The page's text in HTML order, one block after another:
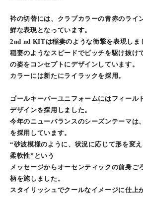
衿の切替には、クラブカラーの青赤のライ
鮮な表現となっています。
2nd nd KITは稲妻のような衝撃を表現しま
稲妻のようなスピードでピッチを駆け抜け
の姿をコンセプトにデザインしています。
カラーには新たにライラックを採用。
ゴールキーパーユニフォームにはフィール
デザインを採用しました。
今年のニューバランスのシーズンテーマは
を採用しています。
“砂波模様のように、状況に応じて形を変
柔軟性”という
メッセージからオーセンティックの前身ご
柄を施しました。
スタイリッシュでクールなイメージに仕上